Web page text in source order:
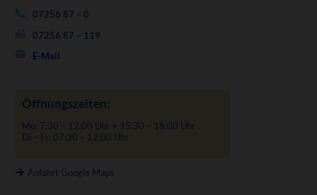
07256 87 – 0
07256 87 – 119
E-Mail
Öffnungszeiten:
Mo: 7:30 – 12:00 Uhr + 15:30 – 18:00 Uhr
Di – Fr: 07:30 – 12:00 Uhr
Anfahrt Google Maps